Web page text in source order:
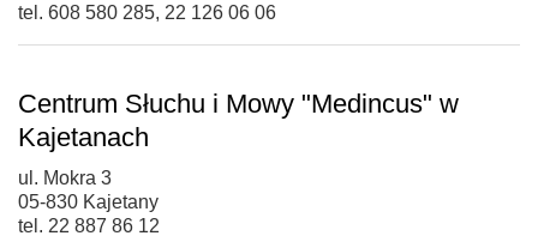
tel. 608 580 285, 22 126 06 06
Centrum Słuchu i Mowy "Medincus" w
Kajetanach
ul. Mokra 3
05-830 Kajetany
tel. 22 887 86 12